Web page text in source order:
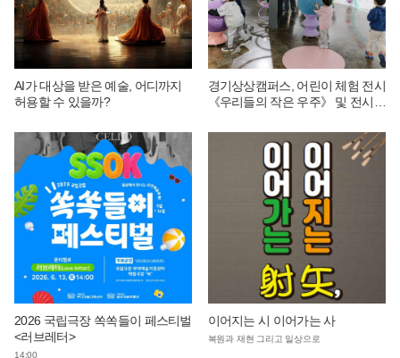
AI가 대상을 받은 예술, 어디까지
허용할 수 있을까?
경기상상캠퍼스, 어린이 체험 전시
《우리들의 작은 우주》 및 전시
2026 국립극장 쏙쏙들이 페스티벌
<러브레터>
14:00
이어지는 시 이어가는 사
복원과 재현 그리고 일상으로